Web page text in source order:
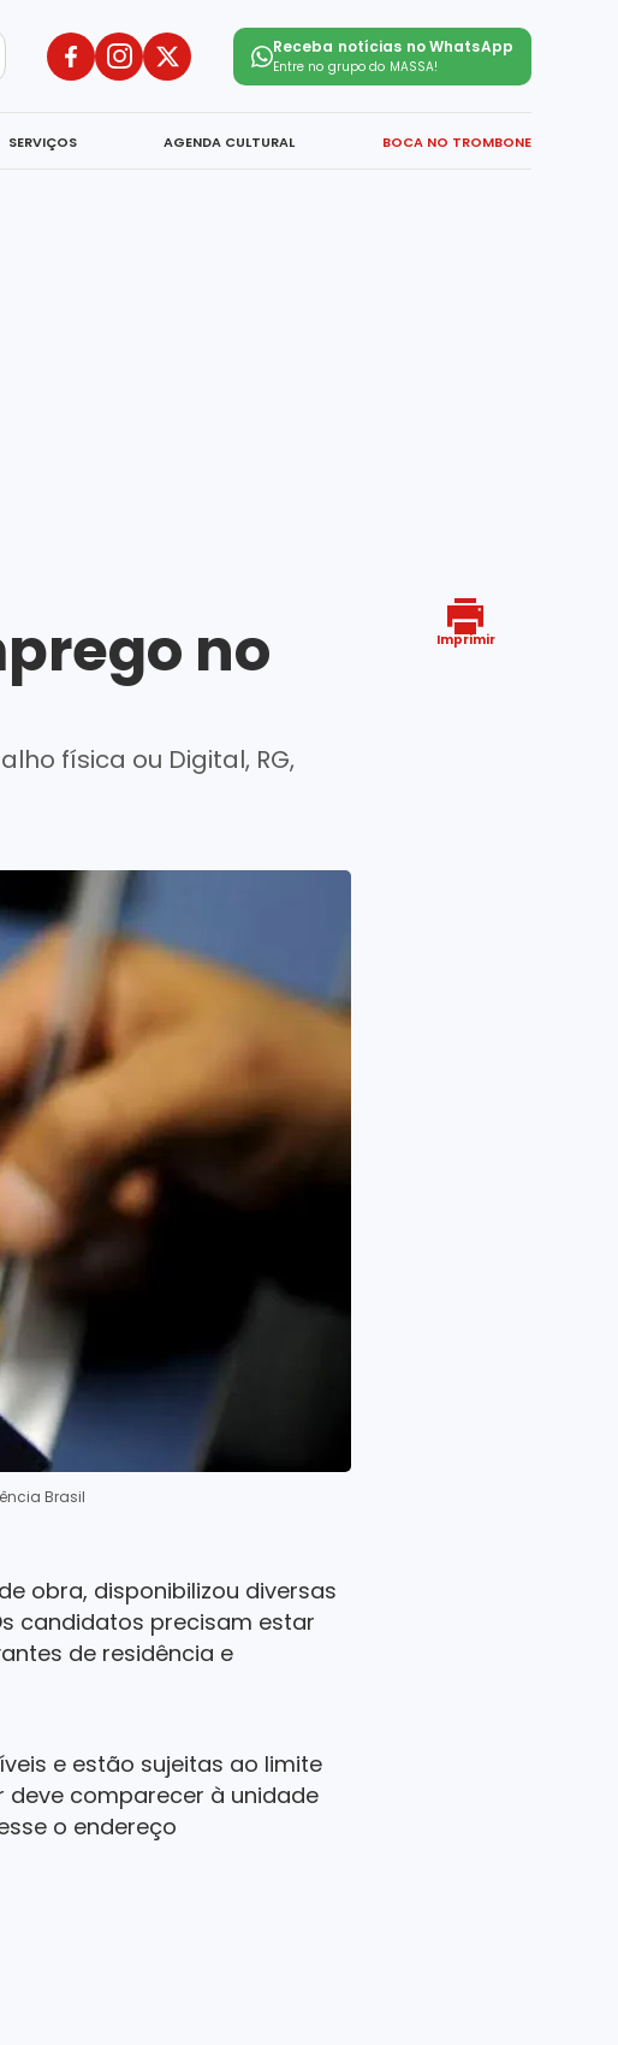
Receba notícias no WhatsApp
Entre no grupo do MASSA!
SERVIÇOS AGENDA CULTURAL BOCA NO TROMBONE
no
física ou Digital, RG,
Brasil
obra, disponibilizou diversas
candidatos precisam estar
de residência e
e estão sujeitas ao limite
comparecer à unidade
o endereço
Imprimir